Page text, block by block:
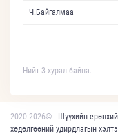
Ч.Байгалмаа
Нийт 3 хурал байна.
2020-2026©
Шүүхийн
хөдөлгөөний удирдлагын